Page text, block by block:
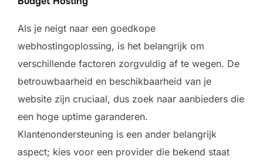
Als je neigt naar een goedkope
webhostingoplossing, is het belangrijk om
verschillende factoren zorgvuldig af te wegen. De
betrouwbaarheid en beschikbaarheid van je
website zijn cruciaal, dus zoek naar aanbieders die
een hoge uptime garanderen.
Klantenondersteuning is een ander belangrijk
aspect; kies voor een provider die bekend staat